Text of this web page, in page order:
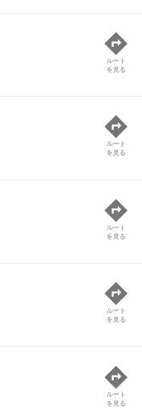
ルート
を見る
ルート
を見る
ルート
を見る
ルート
を見る
ルート
を見る